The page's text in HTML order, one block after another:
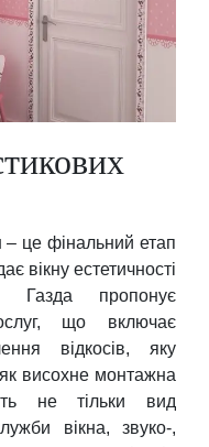
– це фінальний етап
вікну естетичності
Газда пропонує
що включає
відкосів, яку
як висохне монтажна
не тільки вид
вікна, звуко-,